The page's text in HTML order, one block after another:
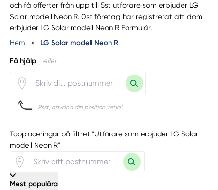
och få offerter från upp till 5st utförare som erbjuder LG
Solar modell Neon R. 0st företag har registrerat att dom
erbjuder LG Solar modell Neon R Formulär.
Hem
» LG Solar modell Neon R
Få hjälp eller
Psst, använd din position vetja!
Topplaceringar på filtret "Utförare som erbjuder LG Solar
modell Neon R"
Mest populära